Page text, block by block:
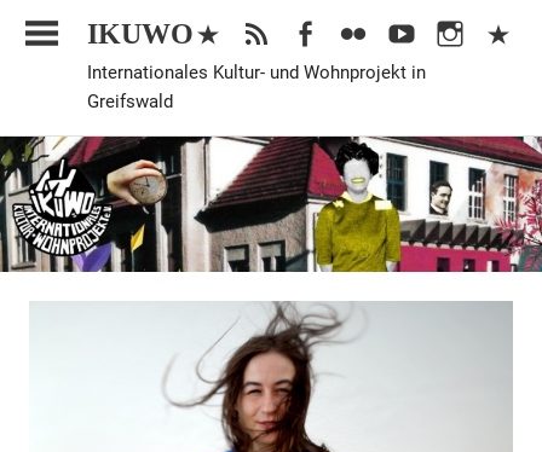
Inhalt
IKUWO
Internationales Kultur- und Wohnprojekt in
Greifswald